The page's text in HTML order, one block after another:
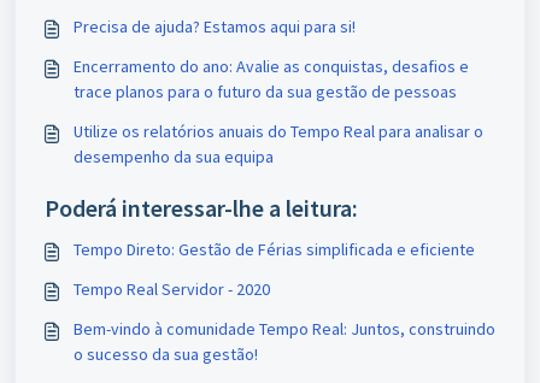
Precisa de ajuda? Estamos aqui para si!
Encerramento do ano: Avalie as conquistas, desafios e
trace planos para o futuro da sua gestão de pessoas
Utilize os relatórios anuais do Tempo Real para analisar o
desempenho da sua equipa
Poderá interessar-lhe a leitura:
Tempo Direto: Gestão de Férias simplificada e eficiente
Tempo Real Servidor - 2020
Bem-vindo à comunidade Tempo Real: Juntos, construindo
o sucesso da sua gestão!